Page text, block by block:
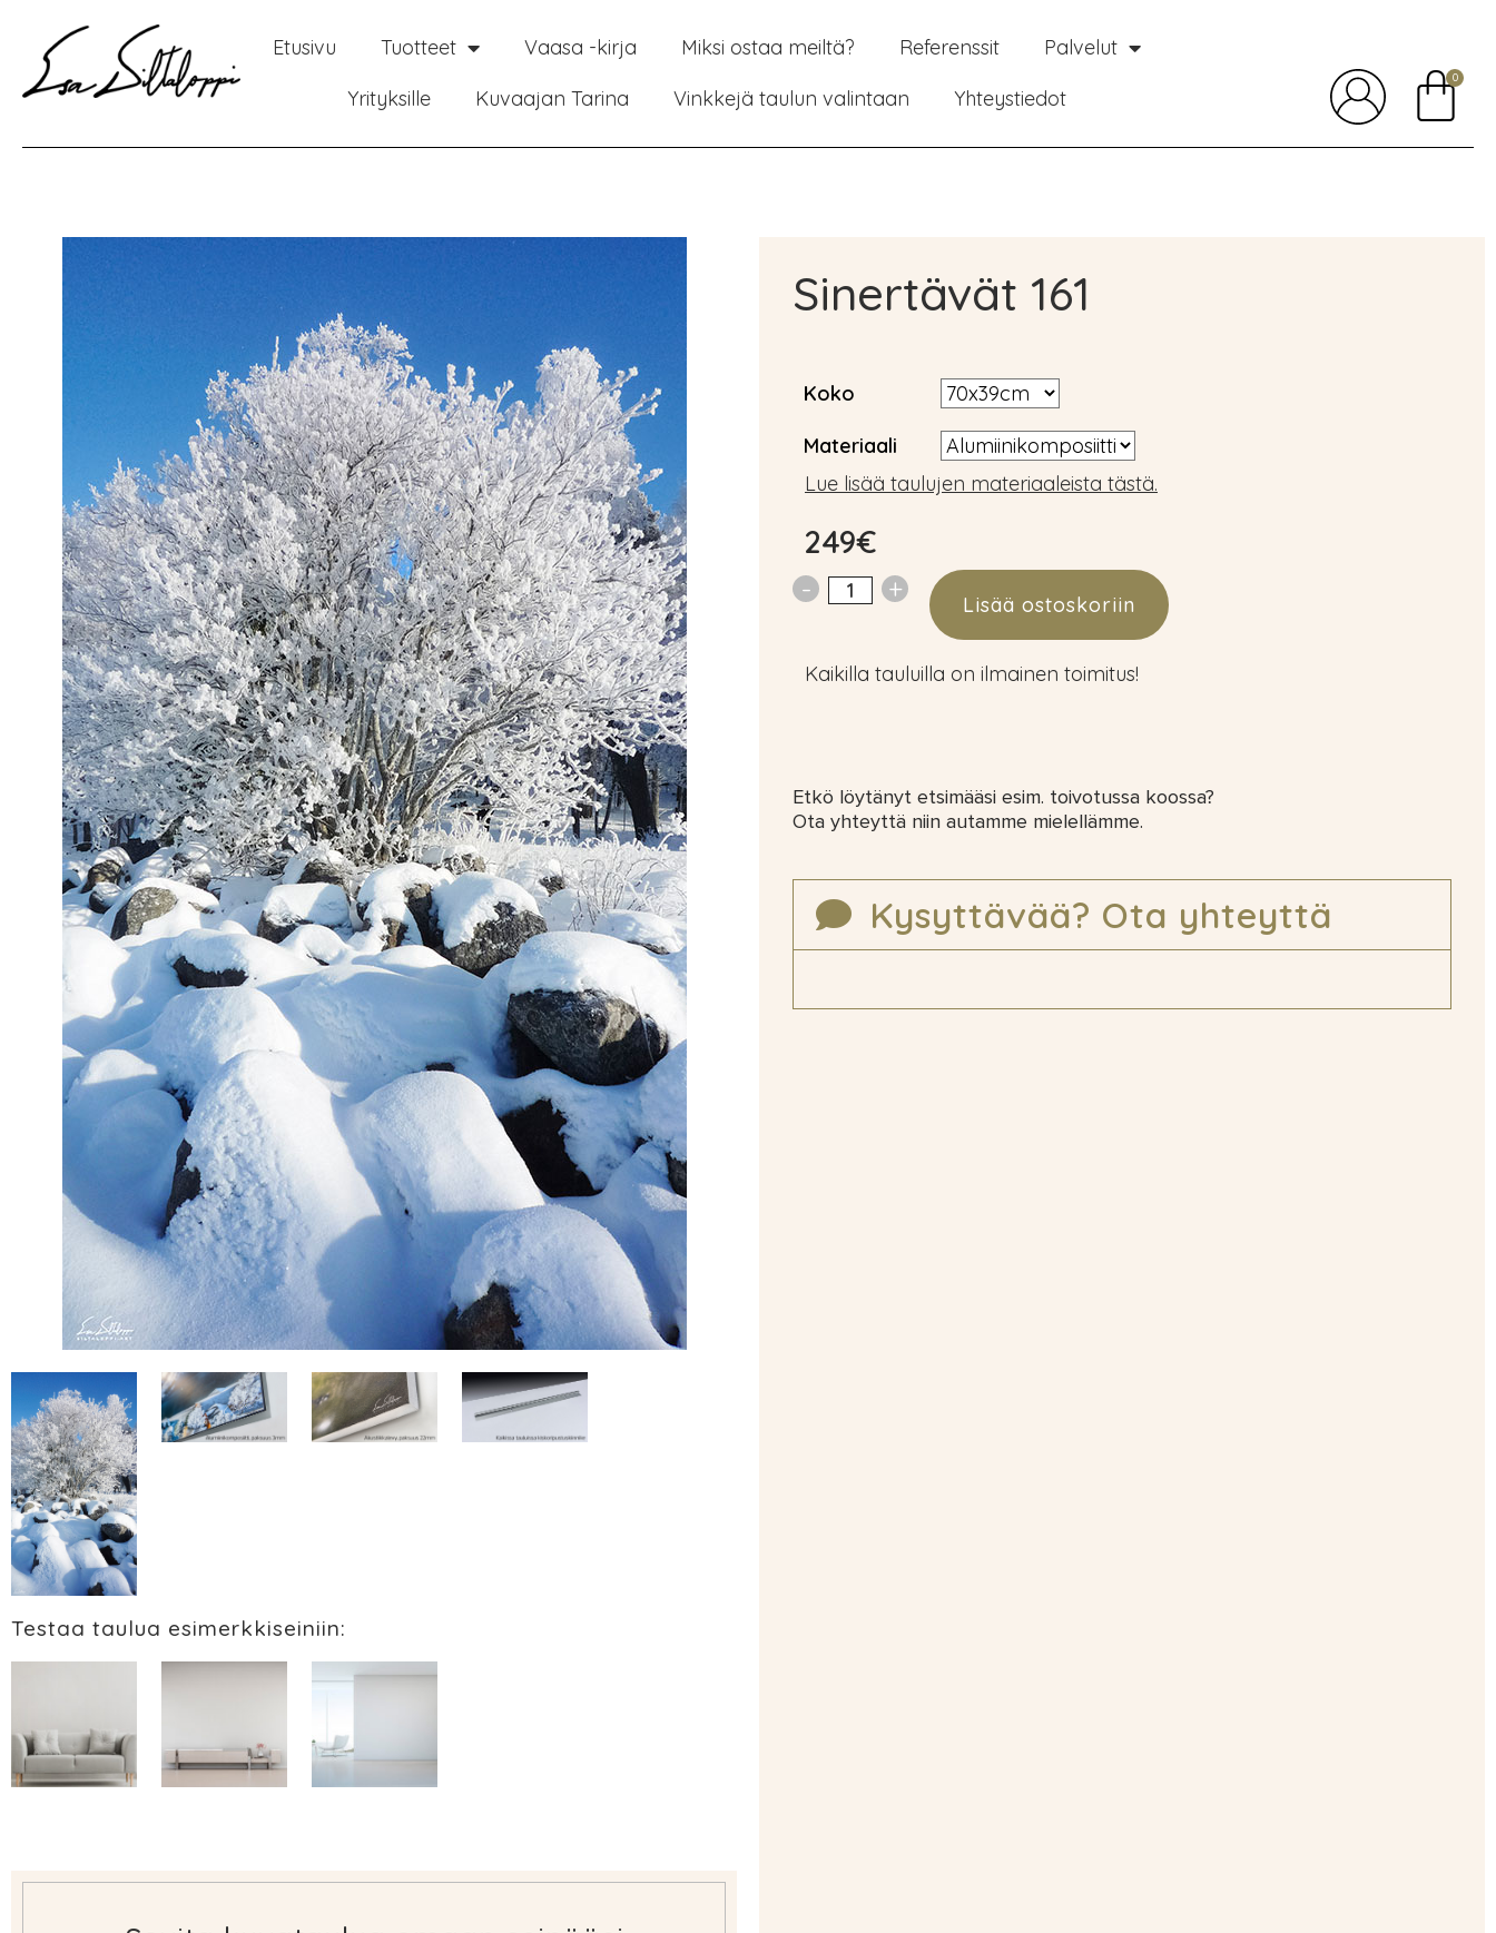
Etusivu Tuotteet Vaasa -kirja Miksi ostaa meiltä? Referenssit
Palvelut
Yrityksille
Kuvaajan Tarina Vinkkejä taulun valintaan Yhteystiedot
0
Testaa taulua esimerkkiseiniin:
Sinertävät 161
Koko
Materiaali
Lue lisää taulujen materiaaleista tästä.
249€
Lisää ostoskoriin
Kaikilla tauluilla on ilmainen toimitus!
Etkö löytänyt etsimääsi esim. toivotussa koossa?
Ota yhteyttä niin autamme mielellämme.
Kysyttävää? Ota yhteyttä